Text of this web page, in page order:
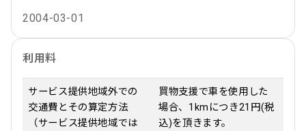
2004-03-01
利用料
サービス提供地域外での
交通費とその算定方法
（サービス提供地域では
買物支援で車を使用した
場合、1kmにつき21円(税
込)を頂きます。